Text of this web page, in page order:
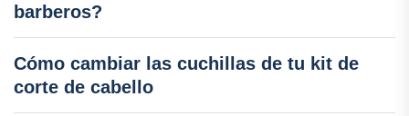
barberos?
Cómo cambiar las cuchillas de tu kit de
corte de cabello